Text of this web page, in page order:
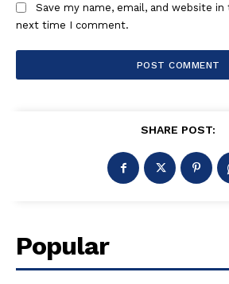
Save my name, email, and website
next time I comment.
SHARE POST:
Popular